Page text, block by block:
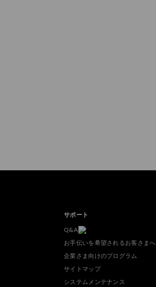
サポート
Q&A
お手伝いを希望されるお客さまへ
企業さま向けのプログラム
サイトマップ
システムメンテナンス